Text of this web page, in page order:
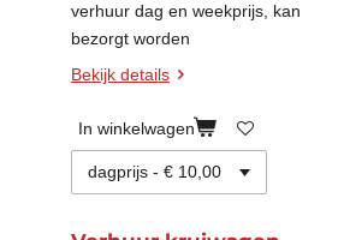
verhuur dag en weekprijs, kan
bezorgt worden
Bekijk details
In winkelwagen